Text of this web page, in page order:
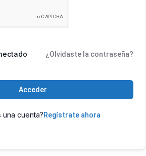
¿Olvidaste la contraseña?
Acceder
una cuenta?Regístrate ahora